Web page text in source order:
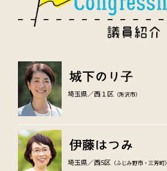
埼玉県／西１区 （所沢市）
埼玉県／西5区 （ふじみ野市・三芳町）